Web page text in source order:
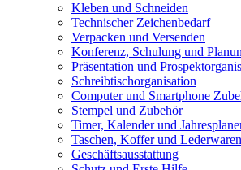
Kleben und Schneiden
Technischer Zeichenbedarf
Verpacken und Versenden
Konferenz, Schulung und
Präsentation und
Schreibtischorganisation
Computer und Smartphone
Stempel und Zubehör
Timer, Kalender und
Taschen, Koffer und Lederwaren
Geschäftsausstattung